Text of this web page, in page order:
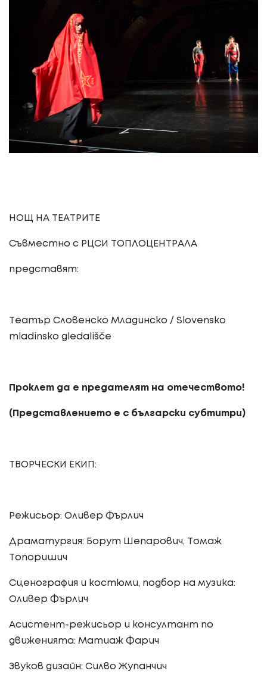
НОЩ НА ТЕАТРИТЕ
Съвместно с РЦСИ ТОПЛОЦЕНТРАЛА
представят:
Театър Словенско Младинско / Slovensko
mladinsko gledališče
Проклет да е предателят на отечеството!
(Представлението е с български субтитри)
ТВОРЧЕСКИ ЕКИП:
Режисьор: Оливер Фърлич
Драматургия: Борут Шепарович, Томаж
Топоришич
Сценография и костюми, подбор на музика:
Оливер Фърлич
Асистент-режисьор и консултант по
движенията: Матиаж Фарич
Звуков дизайн: Силво Жупанчич